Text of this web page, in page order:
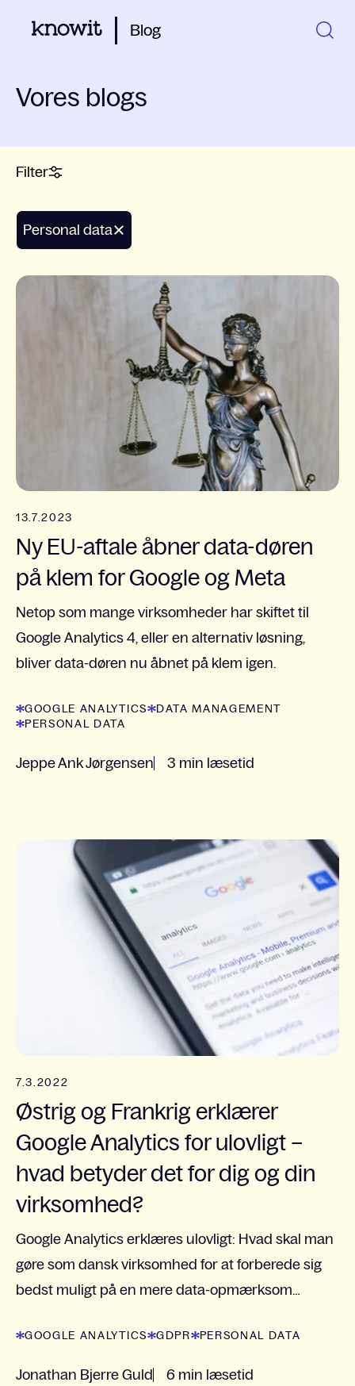
Blog
Vores blogs
Filter
Personal data
13.7.2023
Ny EU-aftale åbner data-døren
på klem for Google og Meta
Netop som mange virksomheder har skiftet til
Google Analytics 4, eller en alternativ løsning,
bliver data-døren nu åbnet på klem igen.
GOOGLE ANALYTICS
DATA MANAGEMENT
PERSONAL DATA
Jeppe Ank Jørgensen 3 min læsetid
7.3.2022
Østrig og Frankrig erklærer
Google Analytics for ulovligt –
hvad betyder det for dig og din
virksomhed?
Google Analytics erklæres ulovligt: Hvad skal man
gøre som dansk virksomhed for at forberede sig
bedst muligt på en mere data-opmærksom
GOOGLE ANALYTICS GDPR PERSONAL DATA
Jonathan Bjerre Guld 6 min læsetid